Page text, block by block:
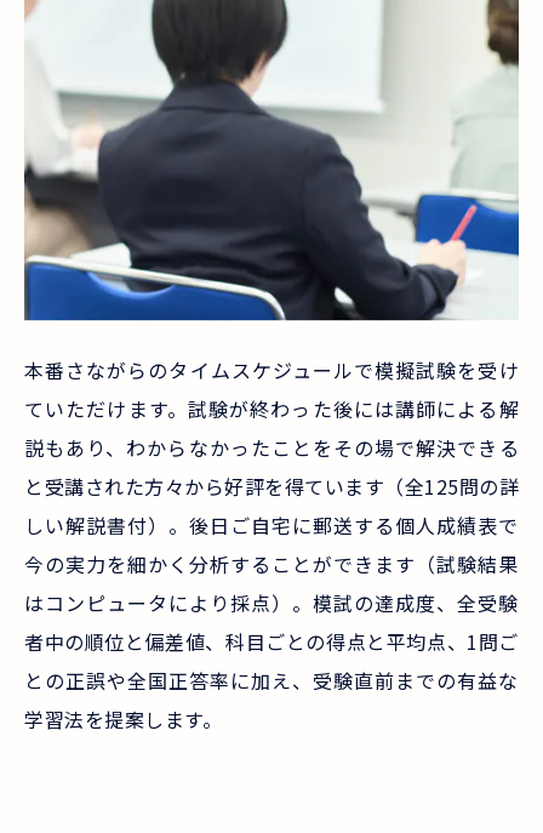
本番さながらのタイムスケジュールで模擬試験を受け
ていただけます。試験が終わった後には講師による解
説もあり、わからなかったことをその場で解決できる
と受講された方々から好評を得ています（全125問の詳
しい解説書付）。後日ご自宅に郵送する個人成績表で
今の実力を細かく分析することができます（試験結果
はコンピュータにより採点）。模試の達成度、全受験
者中の順位と偏差値、科目ごとの得点と平均点、1問ご
との正誤や全国正答率に加え、受験直前までの有益な
学習法を提案します。